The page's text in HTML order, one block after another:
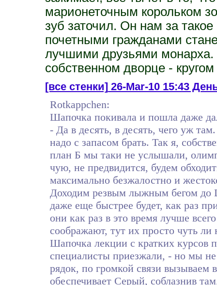
марионеточным корольком
зуб заточил. Он нам за
почетными гражданами
лучшими друзьями
собственном дворце -
[все стенки]26-Mar-10 15:43
Rotkappchen:
Шапочка покивала и пошла даже
- Да в десять, в десять, чего уж
надо с запасом брать. Так я,
план Б мы таки не услышали,
чую, не предвидится, будем
максимально безжалостно и
Доходим резвым лыжным бегом до
даже еще быстрее будет, как раз
они как раз в это время лучше
соображают, тут их просто чуть
Шапочка лекции с кратких курсов
специалисты приезжали, - но мы
рядок, по громкой связи вызываем
обеспечивает Серый, соблазнив